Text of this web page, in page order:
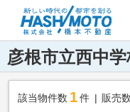
彦根市立西中
該当物件数 1件 販売数